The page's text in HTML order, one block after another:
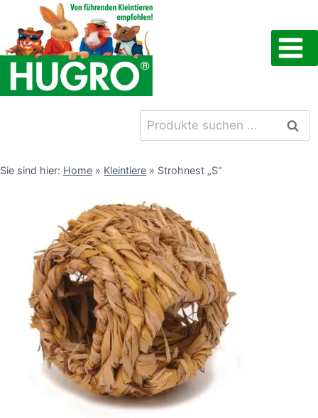
Inhalt
springen
Suchen
nach:
Sie sind hier: Home » Kleintiere » Strohnest „S“